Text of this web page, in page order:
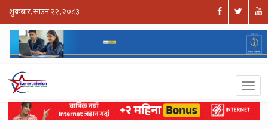
शुक्रबार, साउन २२, २०८३